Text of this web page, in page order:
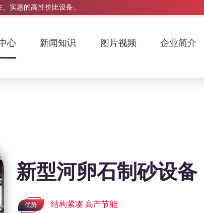
实惠的高性价比设备。
心 新闻知识 图片视频 企业简介
新型河卵石制砂设备
优势 结构紧凑 高产节能